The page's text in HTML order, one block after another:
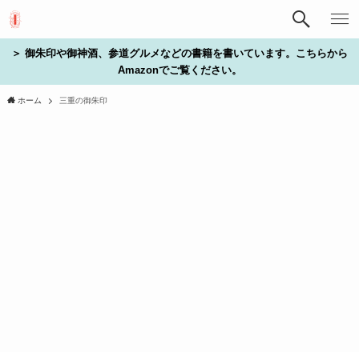
＞ 御朱印や御神酒、参道グルメなどの書籍を書いています。こちらから
Amazonでご覧ください。
ホーム 三重の御朱印